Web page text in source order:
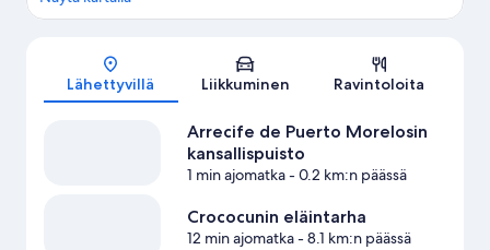
Lähettyvillä Liikkuminen Ravintoloita
Arrecife de Puerto Morelosin
kansallispuisto
1 min ajomatka- 0.2 km:n päässä
Crococunin eläintarha
12 min ajomatka- 8.1 km:n päässä